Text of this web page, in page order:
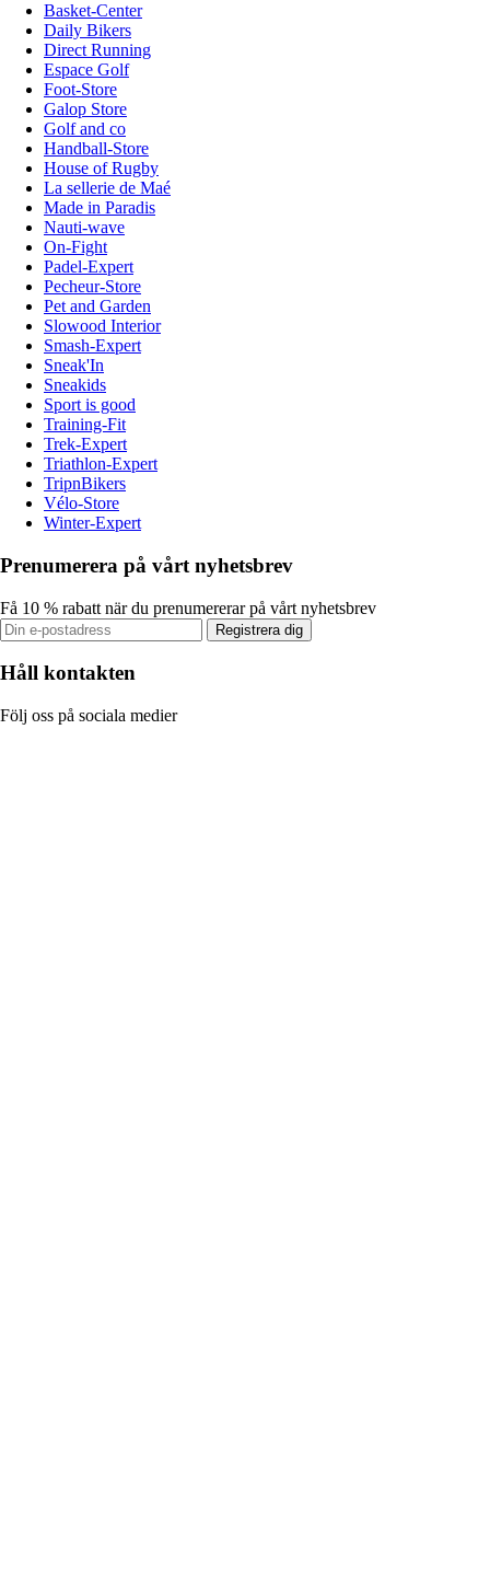
Basket-Center
Daily Bikers
Direct Running
Espace Golf
Foot-Store
Galop Store
Golf and co
Handball-Store
House of Rugby
La sellerie de Maé
Made in Paradis
Nauti-wave
On-Fight
Padel-Expert
Pecheur-Store
Pet and Garden
Slowood Interior
Smash-Expert
Sneak'In
Sneakids
Sport is good
Training-Fit
Trek-Expert
Triathlon-Expert
TripnBikers
Vélo-Store
Winter-Expert
Prenumerera på vårt nyhetsbrev
Få 10 % rabatt när du prenumererar på vårt nyhetsbrev
Registrera dig
Håll kontakten
Följ oss på sociala medier